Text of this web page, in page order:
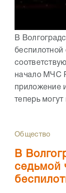
В
беспилотной
начало МЧС
приложение
теперь могут
Общество
В
седьмой